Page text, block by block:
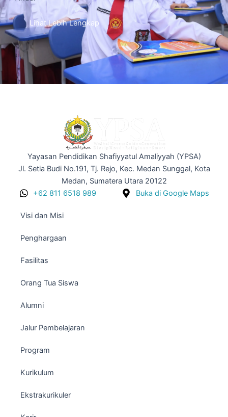
Lihat Lebih Lengkap
Yayasan Pendidikan Shafiyyatul Amaliyyah (YPSA)
Jl. Setia Budi No.191, Tj. Rejo, Kec. Medan Sunggal, Kota
Medan, Sumatera Utara 20122
+62 811 6518 989
Buka di Google Maps
Visi dan Misi
Penghargaan
Fasilitas
Orang Tua Siswa
Alumni
Jalur Pembelajaran
Program
Kurikulum
Ekstrakurikuler